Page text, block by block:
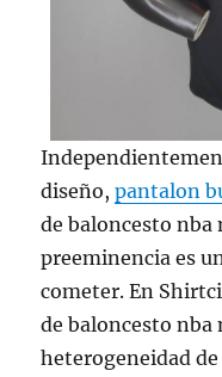
diseño,pantalon
de baloncesto nba
preeminencia es
cometer. En
de baloncesto nba
heterogeneidad